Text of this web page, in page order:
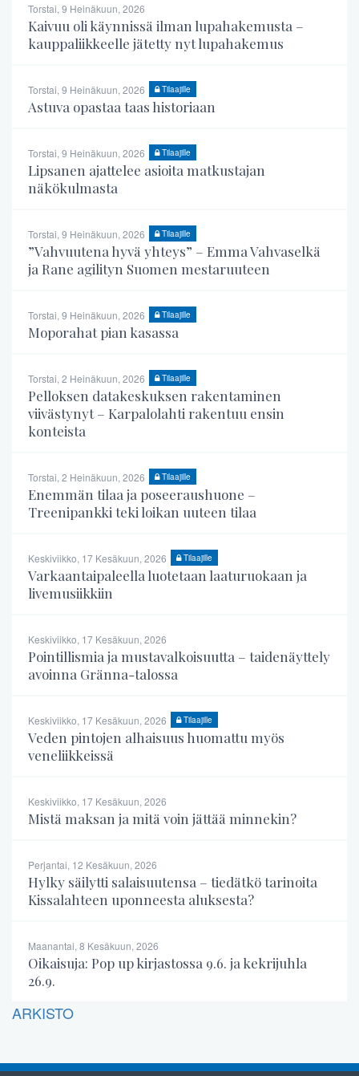
Torstai, 9 Heinäkuun, 2026
Kaivuu oli käynnissä ilman lupahakemusta –
kauppaliikkeelle jätetty nyt lupahakemus
Torstai, 9 Heinäkuun, 2026 Tilaajille
Astuva opastaa taas historiaan
Torstai, 9 Heinäkuun, 2026 Tilaajille
Lipsanen ajattelee asioita matkustajan
näkökulmasta
Torstai, 9 Heinäkuun, 2026 Tilaajille
”Vahvuutena hyvä yhteys” – Emma Vahvaselkä
ja Rane agilityn Suomen mestaruuteen
Torstai, 9 Heinäkuun, 2026 Tilaajille
Moporahat pian kasassa
Torstai, 2 Heinäkuun, 2026 Tilaajille
Pelloksen datakeskuksen rakentaminen
viivästynyt – Karpalolahti rakentuu ensin
konteista
Torstai, 2 Heinäkuun, 2026 Tilaajille
Enemmän tilaa ja poseeraushuone –
Treenipankki teki loikan uuteen tilaa
Keskiviikko, 17 Kesäkuun, 2026 Tilaajille
Varkaantaipaleella luotetaan laaturuokaan ja
livemusiikkiin
Keskiviikko, 17 Kesäkuun, 2026
Pointillismia ja mustavalkoisuutta – taidenäyttely
avoinna Gränna-talossa
Keskiviikko, 17 Kesäkuun, 2026 Tilaajille
Veden pintojen alhaisuus huomattu myös
veneliikkeissä
Keskiviikko, 17 Kesäkuun, 2026
Mistä maksan ja mitä voin jättää minnekin?
Perjantai, 12 Kesäkuun, 2026
Hylky säilytti salaisuutensa – tiedätkö tarinoita
Kissalahteen uponneesta aluksesta?
Maanantai, 8 Kesäkuun, 2026
Oikaisuja: Pop up kirjastossa 9.6. ja kekrijuhla
26.9.
ARKISTO